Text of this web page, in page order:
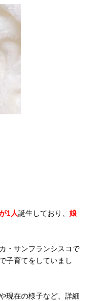
1人誕生しており、 娘
・サンフランシスコで
子育てをしていまし
現在の様子など、詳細